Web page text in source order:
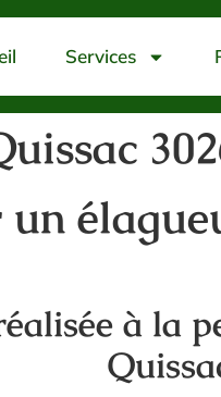
Services
un
à la